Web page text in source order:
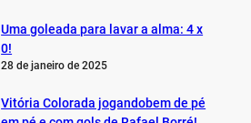
Uma goleada para lavar a alma: 4 x
0!
28 de janeiro de 2025
Vitória Colorada jogandobem de pé